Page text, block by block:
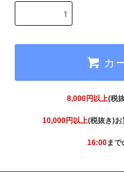
カ
8,000円以上(税
10,000円以上(税抜き)
16:00ま